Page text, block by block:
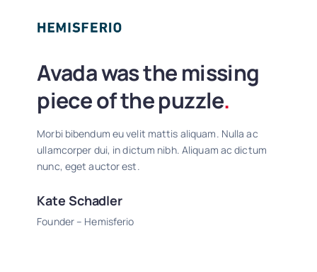
Avada was the missing
piece of the puzzle.
Morbi bibendum eu velit mattis aliquam. Nulla ac
ullamcorper dui, in dictum nibh. Aliquam ac dictum
nunc, eget auctor est.
Kate Schadler
Founder – Hemisferio